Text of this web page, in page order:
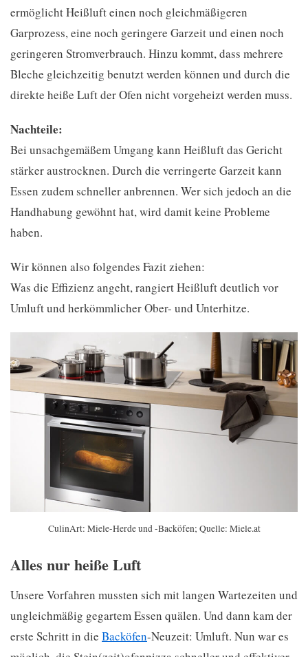
ermöglicht Heißluft einen noch gleichmäßigeren
Garprozess, eine noch geringere Garzeit und einen noch
geringeren Stromverbrauch. Hinzu kommt, dass mehrere
Bleche gleichzeitig benutzt werden können und durch die
direkte heiße Luft der Ofen nicht vorgeheizt werden muss.
Nachteile:
Bei unsachgemäßem Umgang kann Heißluft das Gericht
stärker austrocknen. Durch die verringerte Garzeit kann
Essen zudem schneller anbrennen. Wer sich jedoch an die
Handhabung gewöhnt hat, wird damit keine Probleme
haben.
Wir können also folgendes Fazit ziehen:
Was die Effizienz angeht, rangiert Heißluft deutlich vor
Umluft und herkömmlicher Ober- und Unterhitze.
CulinArt: Miele-Herde und -Backöfen; Quelle: Miele.at
Alles nur heiße Luft
Unsere Vorfahren mussten sich mit langen Wartezeiten und
ungleichmäßig gegartem Essen quälen. Und dann kam der
erste Schritt in die Backöfen-Neuzeit: Umluft. Nun war es